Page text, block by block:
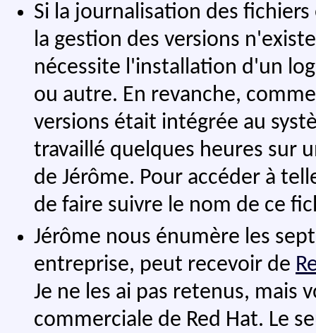
Si la journalisation des
la gestion des versions
nécessite l'installation d'un
ou autre. En revanche,
versions était intégrée au
travaillé quelques heures sur
de Jérôme. Pour accéder à
de faire suivre le nom de ce
Jérôme nous énumère les
entreprise, peut recevoir de
Je ne les ai pas retenus, mais
commerciale de Red Hat. Le